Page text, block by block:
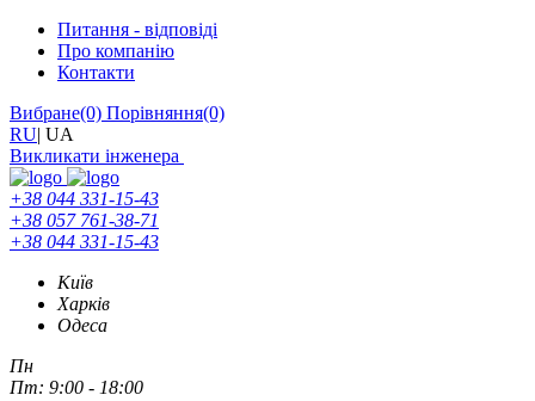
Питання - відповіді
Про компанію
Контакти
Вибране(0) Порівняння(0)
RU| UA
Викликати інженера
+38 044 331-15-43
+38 057 761-38-71
+38 044 331-15-43
Київ
Харків
Одеса
Пн
Пт: 9:00 - 18:00